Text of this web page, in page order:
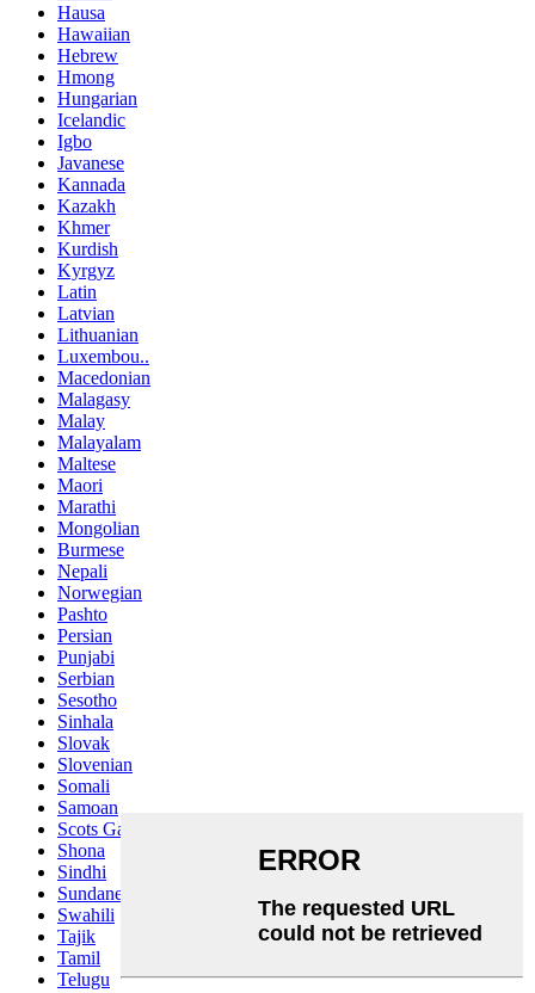
Hausa
Hawaiian
Hebrew
Hmong
Hungarian
Icelandic
Igbo
Javanese
Kannada
Kazakh
Khmer
Kurdish
Kyrgyz
Latin
Latvian
Lithuanian
Luxembou..
Macedonian
Malagasy
Malay
Malayalam
Maltese
Maori
Marathi
Mongolian
Burmese
Nepali
Norwegian
Pashto
Persian
Punjabi
Serbian
Sesotho
Sinhala
Slovak
Slovenian
Somali
Samoan
Scots Gaelic
Shona
Sindhi
Sundanese
Swahili
Tajik
Tamil
Telugu